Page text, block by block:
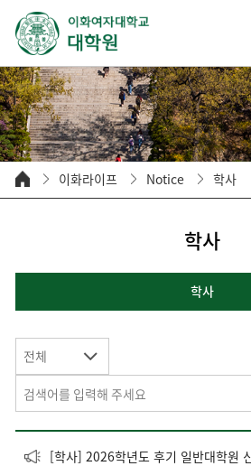
이화라이프 Notice 학사
학사
학사
전체
[학사] 2026학년도 후기 일반대학원 신입생